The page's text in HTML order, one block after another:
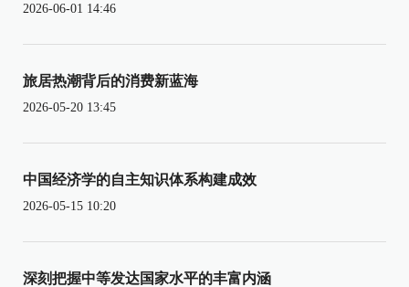
2026-06-01 14:46
旅居热潮背后的消费新蓝海
2026-05-20 13:45
中国经济学的自主知识体系构建成效
2026-05-15 10:20
深刻把握中等发达国家水平的丰富内涵